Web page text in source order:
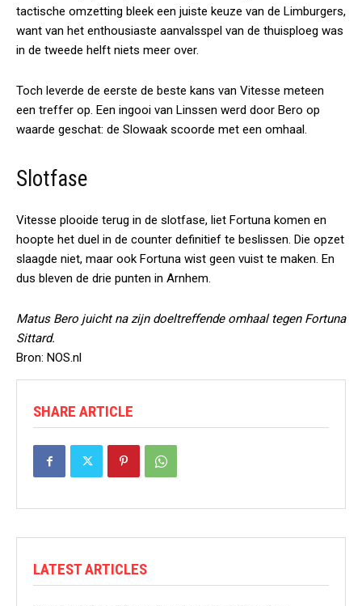
tactische omzetting bleek een juiste keuze van de Limburgers,
want van het enthousiaste aanvalsspel van de thuisploeg was
in de tweede helft niets meer over.
Toch leverde de eerste de beste kans van Vitesse meteen
een treffer op. Een ingooi van Linssen werd door Bero op
waarde geschat: de Slowaak scoorde met een omhaal.
Slotfase
Vitesse plooide terug in de slotfase, liet Fortuna komen en
hoopte het duel in de counter definitief te beslissen. Die opzet
slaagde niet, maar ook Fortuna wist geen vuist te maken. En
dus bleven de drie punten in Arnhem.
Matus Bero juicht na zijn doeltreffende omhaal tegen Fortuna
Sittard.
Bron: NOS.nl
SHARE ARTICLE
LATEST ARTICLES